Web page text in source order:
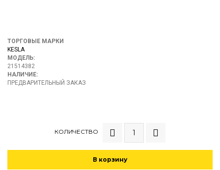
ТОРГОВЫЕ МАРКИ
KESLA
МОДЕЛЬ:
21514382
НАЛИЧИЕ:
ПРЕДВАРИТЕЛЬНЫЙ ЗАКАЗ
КОЛИЧЕСТВО
В корзину